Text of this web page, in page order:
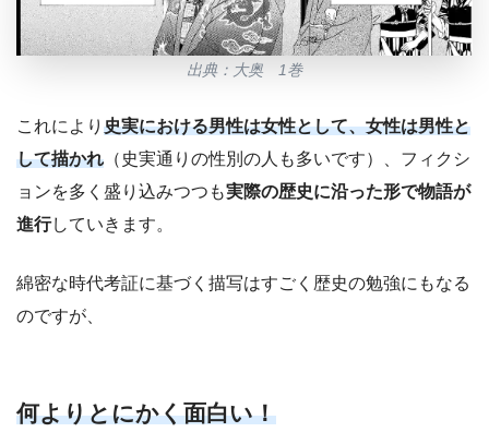
出典：大奥 1巻
これにより 史実における男性は女性として、女性は男性と
して描かれ （史実通りの性別の人も多いです）、フィクシ
ョンを多く盛り込みつつも実際の歴史に沿った形で物語が
進行していきます。
綿密な時代考証に基づく描写はすごく歴史の勉強にもなる
のですが、
何よりとにかく面白い！